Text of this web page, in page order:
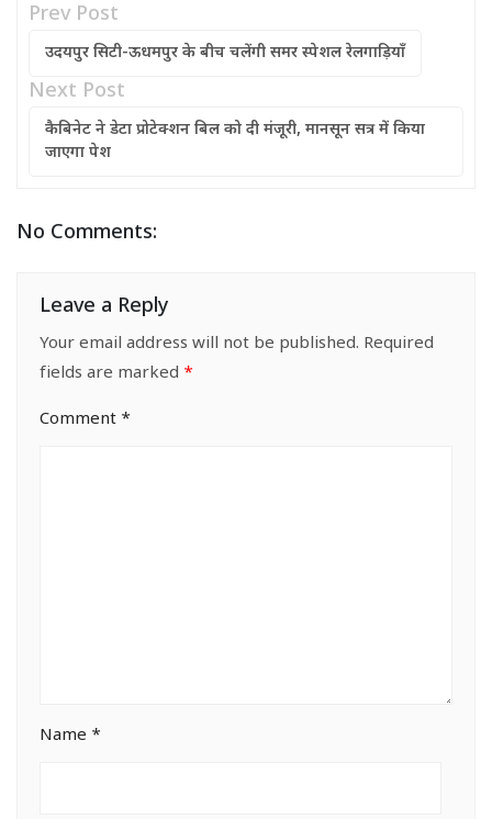
Prev Post
उदयपुर सिटी-ऊधमपुर के बीच चलेंगी समर स्पेशल रेलगाड़ियाँ
Next Post
कैबिनेट ने डेटा प्रोटेक्शन बिल को दी मंजूरी, मानसून सत्र में किया
जाएगा पेश
No Comments:
Leave a Reply
Your email address will not be published. Required
fields are marked *
Comment *
Name *